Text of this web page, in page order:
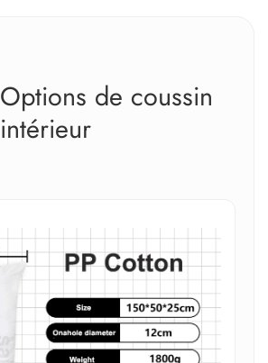
Options de coussin
intérieur